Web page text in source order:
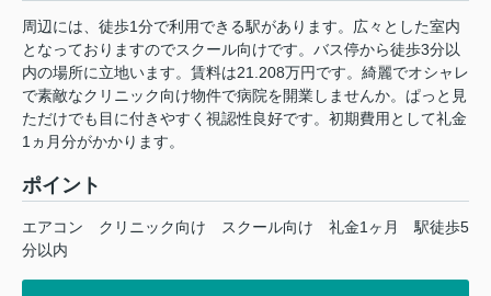
周辺には、徒歩1分で利用できる駅があります。広々とした室内
となっておりますのでスクール向けです。バス停から徒歩3分以
内の場所に立地います。賃料は21.208万円です。綺麗でオシャレ
で素敵なクリニック向け物件で病院を開業しませんか。ぱっと見
ただけでも目に付きやすく視認性良好です。初期費用として礼金
1ヵ月分がかかります。
ポイント
エアコン クリニック向け スクール向け 礼金1ヶ月
駅徒歩5
分以内